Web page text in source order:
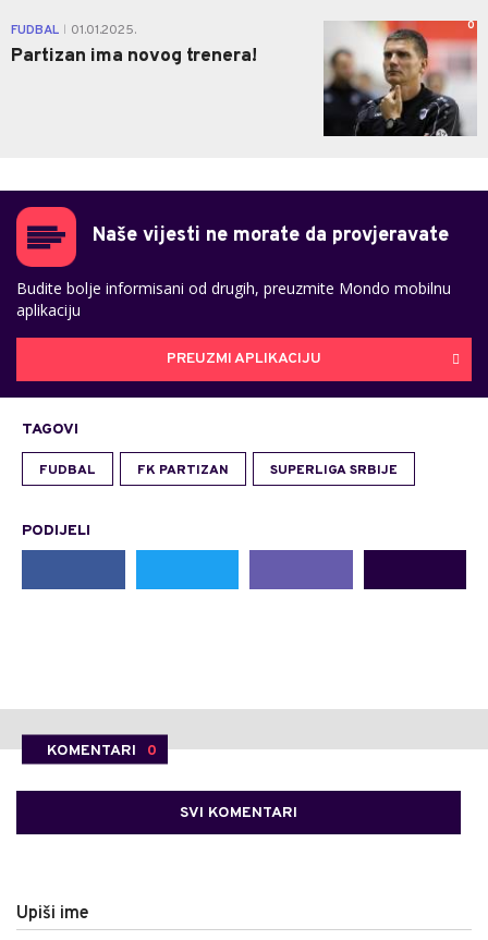
FUDBAL 01.01.2025.
Partizan ima novog trenera!
0
Naše vijesti ne morate da provjeravate
Budite bolje informisani od drugih, preuzmite Mondo mobilnu
aplikaciju
PREUZMI APLIKACIJU
TAGOVI
FUDBAL FK PARTIZAN SUPERLIGA SRBIJE
PODIJELI
KOMENTARI 0
SVI KOMENTARI
Upiši ime